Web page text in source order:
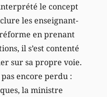
le concept
les enseignant-
en prenant
il s’est contenté
sur sa propre voie.
encore perdu :
la ministre